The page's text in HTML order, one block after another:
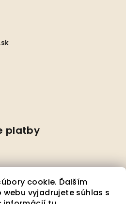
cookie. Ďalším
vyjadrujete súhlas s
platby